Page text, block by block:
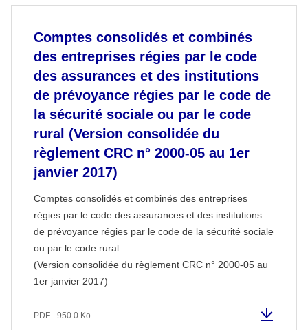
Comptes consolidés et combinés
des entreprises régies par le code
des assurances et des institutions
de prévoyance régies par le code de
la sécurité sociale ou par le code
rural (Version consolidée du
règlement CRC n° 2000-05 au 1er
janvier 2017)
Comptes consolidés et combinés des entreprises
régies par le code des assurances et des institutions
de prévoyance régies par le code de la sécurité sociale
ou par le code rural
(Version consolidée du règlement CRC n° 2000-05 au
1er janvier 2017)
PDF - 950.0 Ko